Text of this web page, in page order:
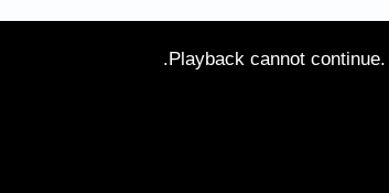
Playback cannot